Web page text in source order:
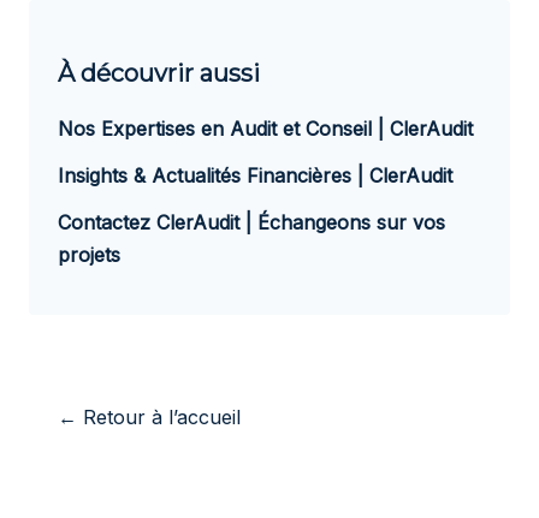
À découvrir aussi
Nos Expertises en Audit et Conseil | ClerAudit
Insights & Actualités Financières | ClerAudit
Contactez ClerAudit | Échangeons sur vos
projets
← Retour à l’accueil